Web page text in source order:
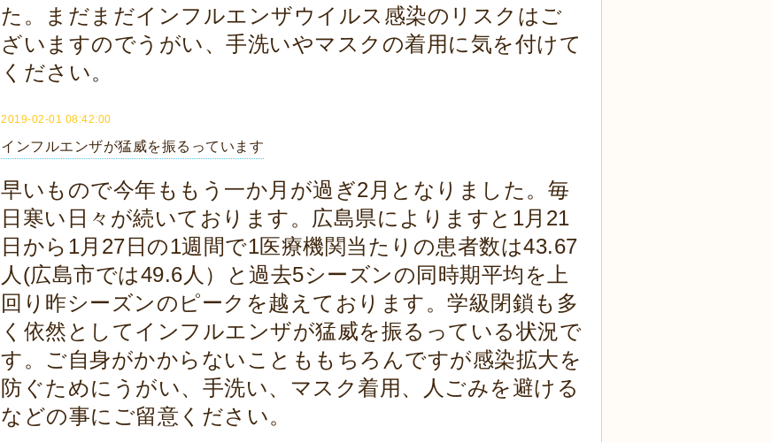
た。まだまだインフルエンザウイルス感染のリスクはご
ざいますのでうがい、手洗いやマスクの着用に気を付けて
ください。
2019-02-01 08:42:00
インフルエンザが猛威を振るっています
早いもので今年ももう一か月が過ぎ2月となりました。毎
日寒い日々が続いております。広島県によりますと1月21
日から1月27日の1週間で1医療機関当たりの患者数は43.67
人(広島市では49.6人）と過去5シーズンの同時期平均を上
回り昨シーズンのピークを越えております。学級閉鎖も多
く依然としてインフルエンザが猛威を振るっている状況で
す。ご自身がかからないことももちろんですが感染拡大を
防ぐためにうがい、手洗い、マスク着用、人ごみを避ける
などの事にご留意ください。